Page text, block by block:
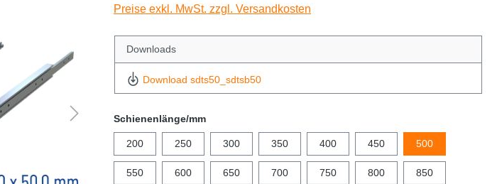
Preise exkl. MwSt. zzgl. Versandkosten
Downloads
Download sdts50_sdtsb50
Schienenlänge/mm
200 250 300 350 400 450 500
550 600 650 700 750 800 850